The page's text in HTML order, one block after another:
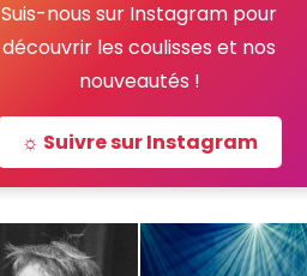
Suis-nous sur Instagram pour
découvrir les coulisses et nos
nouveautés !
☼ Suivre sur Instagram